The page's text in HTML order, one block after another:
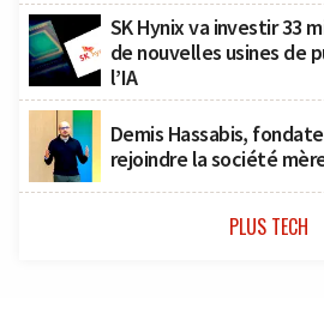
SK Hynix va investir 33
de nouvelles usines de
l’IA
Demis Hassabis,
rejoindre la société
PLUS TECH